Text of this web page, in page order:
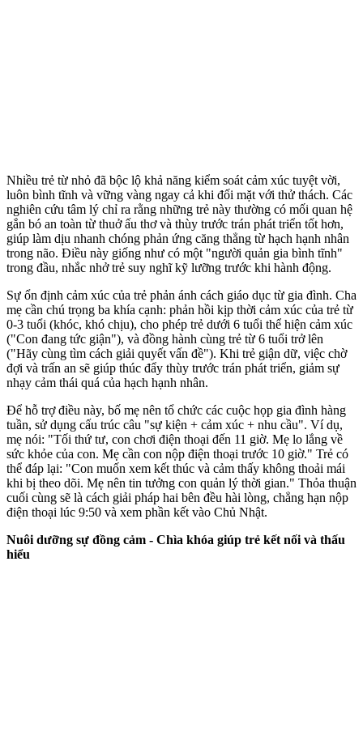
Nhiều trẻ từ nhỏ đã bộc lộ khả năng kiểm soát cảm xúc tuyệt vời,
luôn bình tĩnh và vững vàng ngay cả khi đối mặt với thử thách. Các
nghiên cứu tâm lý chỉ ra rằng những trẻ này thường có mối quan hệ
gắn bó an toàn từ thuở ấu thơ và thùy trước trán phát triển tốt hơn,
giúp làm dịu nhanh chóng phản ứng căng thẳng từ hạch hạnh nhân
trong não. Điều này giống như có một "người quản gia bình tĩnh"
trong đầu, nhắc nhở trẻ suy nghĩ kỹ lưỡng trước khi hành động.
Sự ổn định cảm xúc của trẻ phản ánh cách giáo dục từ gia đình. Cha
mẹ cần chú trọng ba khía cạnh: phản hồi kịp thời cảm xúc của trẻ từ
0-3 tuổi (khóc, khó chịu), cho phép trẻ dưới 6 tuổi thể hiện cảm xúc
("Con đang tức giận"), và đồng hành cùng trẻ từ 6 tuổi trở lên
("Hãy cùng tìm cách giải quyết vấn đề"). Khi trẻ giận dữ, việc chờ
đợi và trấn an sẽ giúp thúc đẩy thùy trước trán phát triển, giảm sự
nhạ‌y cả‌m thái quá của hạch hạnh nhân.
Để hỗ trợ điều này, bố mẹ nên tổ chức các cuộc họp gia đình hàng
tuần, sử dụng cấu trúc câu "sự kiện + cảm xúc + nhu cầu". Ví dụ,
mẹ nói: "Tối thứ tư, con chơi điện thoại đến 11 giờ. Mẹ lo lắng về
sức khỏe của con. Mẹ cần con nộp điện thoại trước 10 giờ." Trẻ có
thể đáp lại: "Con muốn xem kết thúc và cảm thấy không thoải mái
khi bị theo dõi. Mẹ nên tin tưởng con quản lý thời gian." Thỏa thuận
cuối cùng sẽ là cách giải pháp hai bên đều hài lòng, chẳng hạn nộp
điện thoại lúc 9:50 và xem phần kết vào Chủ Nhật.
Nuôi dưỡng sự đồng cảm - Chìa khóa giúp trẻ kết nối và thấu
hiểu